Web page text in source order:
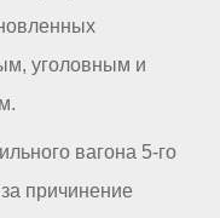
уголовным и
вагона 5-го
причинение